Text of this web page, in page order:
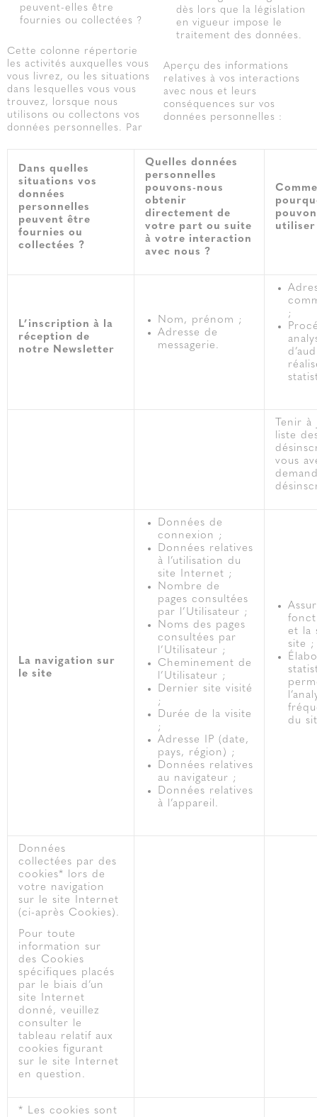
peuvent-elles être
fournies ou collectées ?
Cette colonne répertorie
les activités auxquelles vous
vous livrez, ou les situations
dans lesquelles vous vous
trouvez, lorsque nous
utilisons ou collectons vos
données personnelles. Par
dès lors que la législation
en vigueur impose le
traitement des données.
Aperçu des informations
relatives à vos interactions
avec nous et leurs
conséquences sur vos
données personnelles :
Dans quelles
situations vos
données
personnelles
peuvent être
fournies ou
collectées ?
Quelles données
personnelles
pouvons-nous
obtenir
directement de
votre part ou suite
à votre interaction
avec nous ?
utiliser
L’inscription à la
réception de
notre Newsletter
Nom, prénom ;
Adresse de
messagerie.
;
Tenir
liste
vous
La navigation sur
le site
Données de
connexion ;
Données relatives
à l’utilisation du
site Internet ;
Nombre de
pages consultées
par l’Utilisateur ;
Noms des pages
consultées par
l’Utilisateur ;
Cheminement de
l’Utilisateur ;
Dernier site visité
;
Durée de la visite
;
Adresse IP (date,
pays, région) ;
Données relatives
au navigateur ;
Données relatives
à l’appareil.
et la
site ;
du
Données
collectées par des
cookies* lors de
votre navigation
sur le site Internet
(ci-après Cookies).
Pour toute
information sur
des Cookies
spécifiques placés
par le biais d’un
site Internet
donné, veuillez
consulter le
tableau relatif aux
cookies figurant
sur le site Internet
en question.
* Les cookies sont